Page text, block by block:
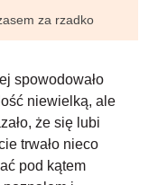
za rzadko
spowodowało
niewielką, ale
że się lubi
trwało nieco
pod kątem